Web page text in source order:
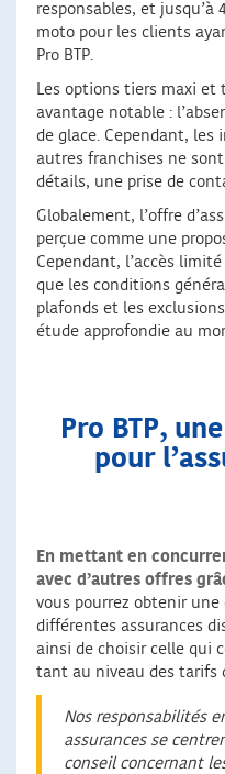
responsables, et jusqu’à
moto pour les clients
Pro BTP.
Les options tiers maxi et
avantage notable :
de glace. Cependant,
autres franchises ne
détails, une prise de
Globalement, l’offre
perçue comme une
Cependant, l’accès
que les conditions
plafonds et les
étude approfondie au
Pro BTP,
pour
En mettant en
avec d’autres offres
vous pourrez obtenir une
différentes assurances
ainsi de choisir celle qui
tant au niveau des tarifs
Nos responsabilités
assurances se
conseil concernant